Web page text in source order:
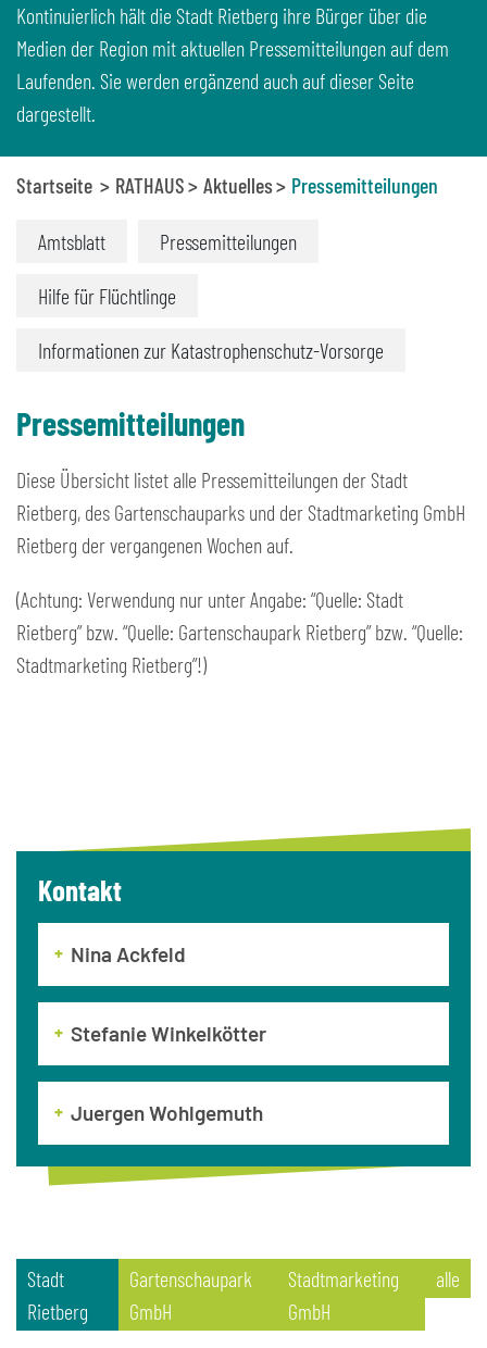
Kontinuierlich hält die Stadt Rietberg ihre Bürger über die
Medien der Region mit aktuellen Pressemitteilungen auf dem
Laufenden. Sie werden ergänzend auch auf dieser Seite
dargestellt.
Startseite RATHAUS Aktuelles Pressemitteilungen
Amtsblatt Pressemitteilungen
Hilfe für Flüchtlinge
Informationen zur Katastrophenschutz-Vorsorge
Pressemitteilungen
Diese Übersicht listet alle Pressemitteilungen der Stadt
Rietberg, des Gartenschauparks und der Stadtmarketing GmbH
Rietberg der vergangenen Wochen auf.
(Achtung: Verwendung nur unter Angabe: “Quelle: Stadt
Rietberg” bzw. “Quelle: Gartenschaupark Rietberg” bzw. “Quelle:
Stadtmarketing Rietberg”!)
Kontakt
Nina Ackfeld
Stefanie Winkelkötter
Juergen Wohlgemuth
Stadt
Rietberg
Gartenschaupark
GmbH
Stadtmarketing
GmbH
alle